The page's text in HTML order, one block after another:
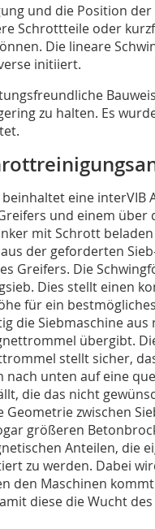
und die Position
Schrottteile oder
Die lineare
initiiert.
zu halten. Es
eine interVIB
und einem
mit Schrott
der geforderten
Greifers. Die
Dies stellt einen
für ein
die Siebmaschine
übergibt.
stellt sicher,
unten auf eine
die das nicht
zwischen
größeren
Anteilen, die
zu werden. Dabei
den Maschinen
diese die Wucht